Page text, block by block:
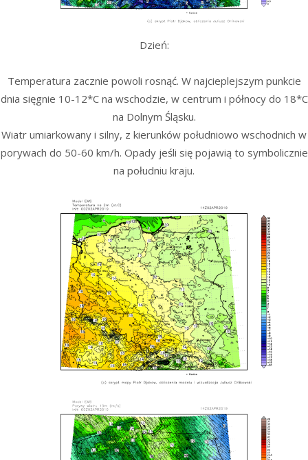
Dzień:
Temperatura zacznie powoli rosnąć. W najcieplejszym punkcie
dnia sięgnie 10-12*C na wschodzie, w centrum i północy do 18*C
na Dolnym Śląsku.
Wiatr umiarkowany i silny, z kierunków południowo wschodnich w
porywach do 50-60 km/h. Opady jeśli się pojawią to symbolicznie
na południu kraju.